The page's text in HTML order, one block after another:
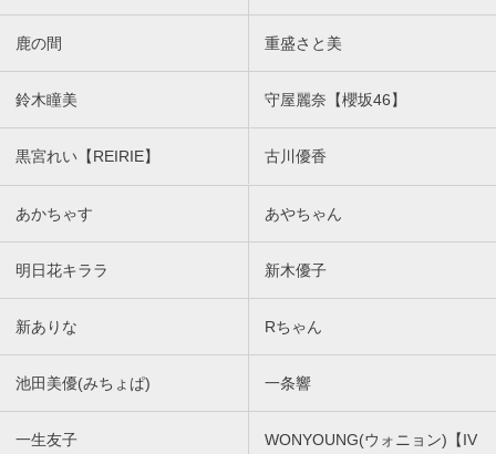
鹿の間 重盛さと美
鈴木瞳美 守屋麗奈【櫻坂46】
黒宮れい【REIRIE】 古川優香
あかちゃす あやちゃん
明日花キララ 新木優子
新ありな Rちゃん
池田美優(みちょぱ) 一条響
一生友子
WONYOUNG(ウォニョン)【IV